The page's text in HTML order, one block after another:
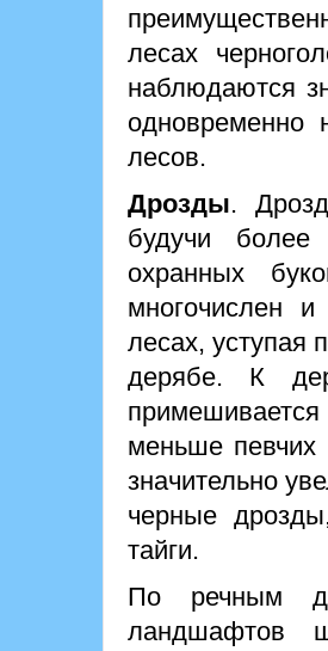
лесах
наблюдаются
одновременно
лесов.
Дрозды.
будучи
охранных
многочислен
лесах, уступая
дерябе. К
меньше певчих
значительно
черные
тайги.
По речным
ландшафтов